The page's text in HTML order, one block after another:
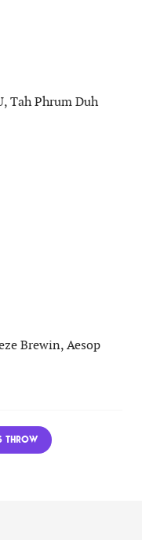
Tah Phrum Duh
Brewin, Aesop
THROW